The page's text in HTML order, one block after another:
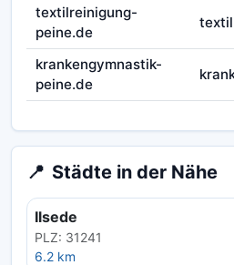
textilreinigung-
peine.de
krankengymnastik-
peine.de
📍 Städte in der Nähe
Ilsede
PLZ: 31241
6.2 km